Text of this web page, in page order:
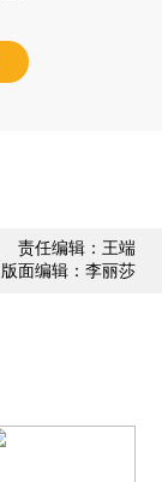
责任编辑：王端
版面编辑：李丽莎